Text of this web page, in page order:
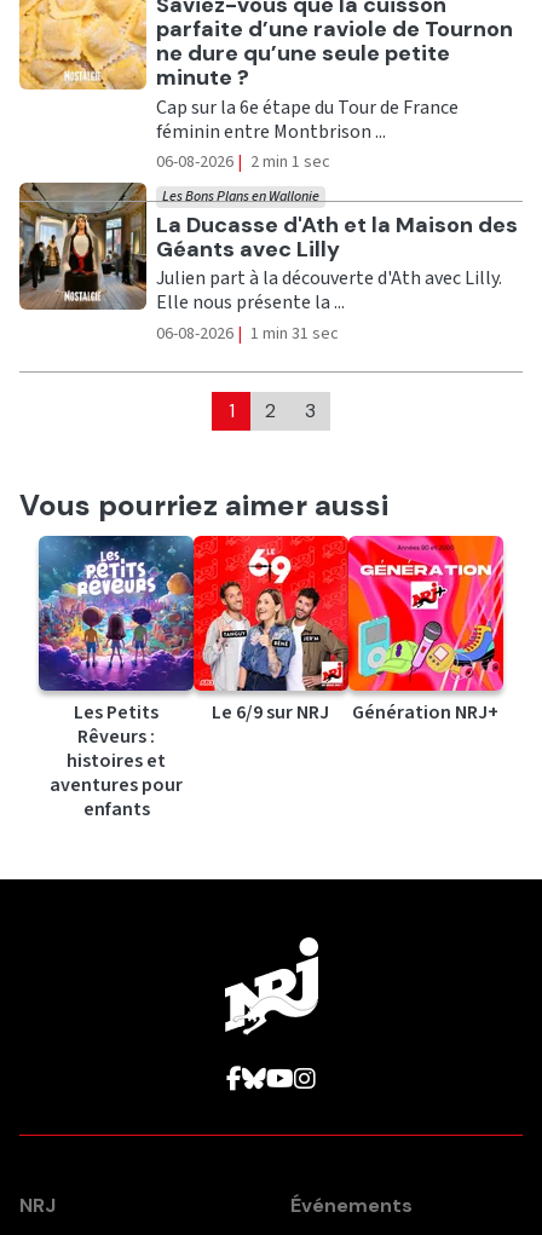
parfaite d’une raviole de Tournon
ne dure qu’une seule petite
minute ?
Cap sur la 6e étape du Tour de France
féminin entre Montbrison ...
06-08-2026 | 2 min 1 sec
Ecouter
La Ducasse d'Ath et la Maison des
Géants avec Lilly
Les Bons Plans en Wallonie
Julien part à la découverte d'Ath avec Lilly.
Elle nous présente la ...
06-08-2026 | 1 min 31 sec
1 2 3
Vous pourriez aimer aussi
Les Petits
Rêveurs :
histoires et
aventures pour
enfants
Le 6/9 sur NRJ Génération NRJ+
NRJ Événements